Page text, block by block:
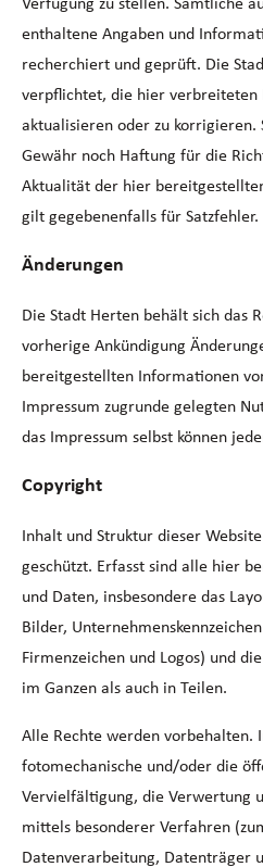
enthaltene Angaben und
recherchiert und geprüft. Die
verpflichtet, die hier verbreiteten
aktualisieren oder zu korrigieren.
Gewähr noch Haftung für die
Aktualität der hier
gilt gegebenenfalls für Satzfehler.
Änderungen
Die Stadt Herten behält sich das
vorherige Ankündigung
bereitgestellten Informationen
Impressum zugrunde gelegten
das Impressum selbst können
Copyright
Inhalt und Struktur dieser
geschützt. Erfasst sind alle hier
und Daten, insbesondere das
Bilder,
Firmenzeichen und Logos) und
im Ganzen als auch in Teilen.
Alle Rechte werden vorbehalten.
fotomechanische und/oder die
Vervielfältigung, die Verwertung
mittels besonderer Verfahren
Datenverarbeitung, Datenträger